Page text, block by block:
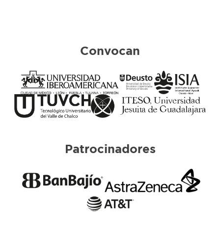
Convocan
Patrocinadores